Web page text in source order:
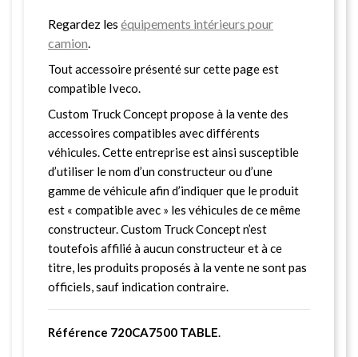
Regardez les équipements intérieurs pour
camion.
Tout accessoire présenté sur cette page est
compatible Iveco.
Custom Truck Concept propose à la vente des
accessoires compatibles avec différents
véhicules. Cette entreprise est ainsi susceptible
d’utiliser le nom d’un constructeur ou d’une
gamme de véhicule afin d’indiquer que le produit
est « compatible avec » les véhicules de ce même
constructeur. Custom Truck Concept n’est
toutefois affilié à aucun constructeur et à ce
titre, les produits proposés à la vente ne sont pas
officiels, sauf indication contraire.
Référence 720CA7500 TABLE.